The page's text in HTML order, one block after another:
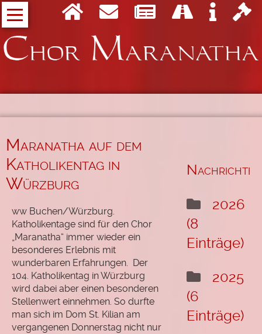
Navigation
überspringen
Wer
wir
sind
Maranatha
Who
who
bei
Maranatha
Unsere
Eigene
Lieder
Messe
"Das
Leben
wählen"
Maranatha auf dem
Katholikentag in
Würzburg
ww Buchen/Würzburg.
Katholikentage sind für den Chor
„Maranatha“ immer wieder ein
besonderes Erlebnis mit
wunderbaren Erfahrungen. Der
104. Katholikentag in Würzburg
wird dabei aber einen besonderen
Stellenwert einnehmen. So durfte
man sich im Dom St. Kilian am
vergangenen Donnerstag nicht nur
2026
(8
Einträge)
2025
(6
Einträge)